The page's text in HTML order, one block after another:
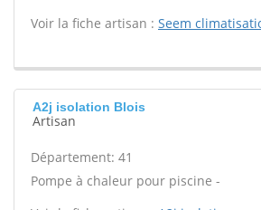
Voir la fiche artisan : Seem
A2j isolation Blois
Artisan
Département: 41
Pompe à chaleur pour piscine -